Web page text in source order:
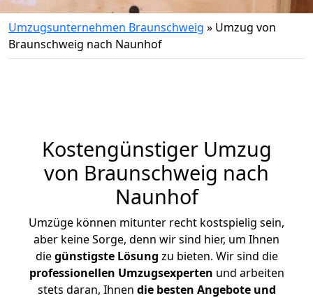
Umzugsunternehmen Braunschweig » Umzug von
Braunschweig nach Naunhof
Kostengünstiger Umzug
von Braunschweig nach
Naunhof
Umzüge können mitunter recht kostspielig sein,
aber keine Sorge, denn wir sind hier, um Ihnen
diegünstigste Lösung zu bieten. Wir sind die
professionellen Umzugsexperten und arbeiten
stets daran, Ihnen die besten Angebote und